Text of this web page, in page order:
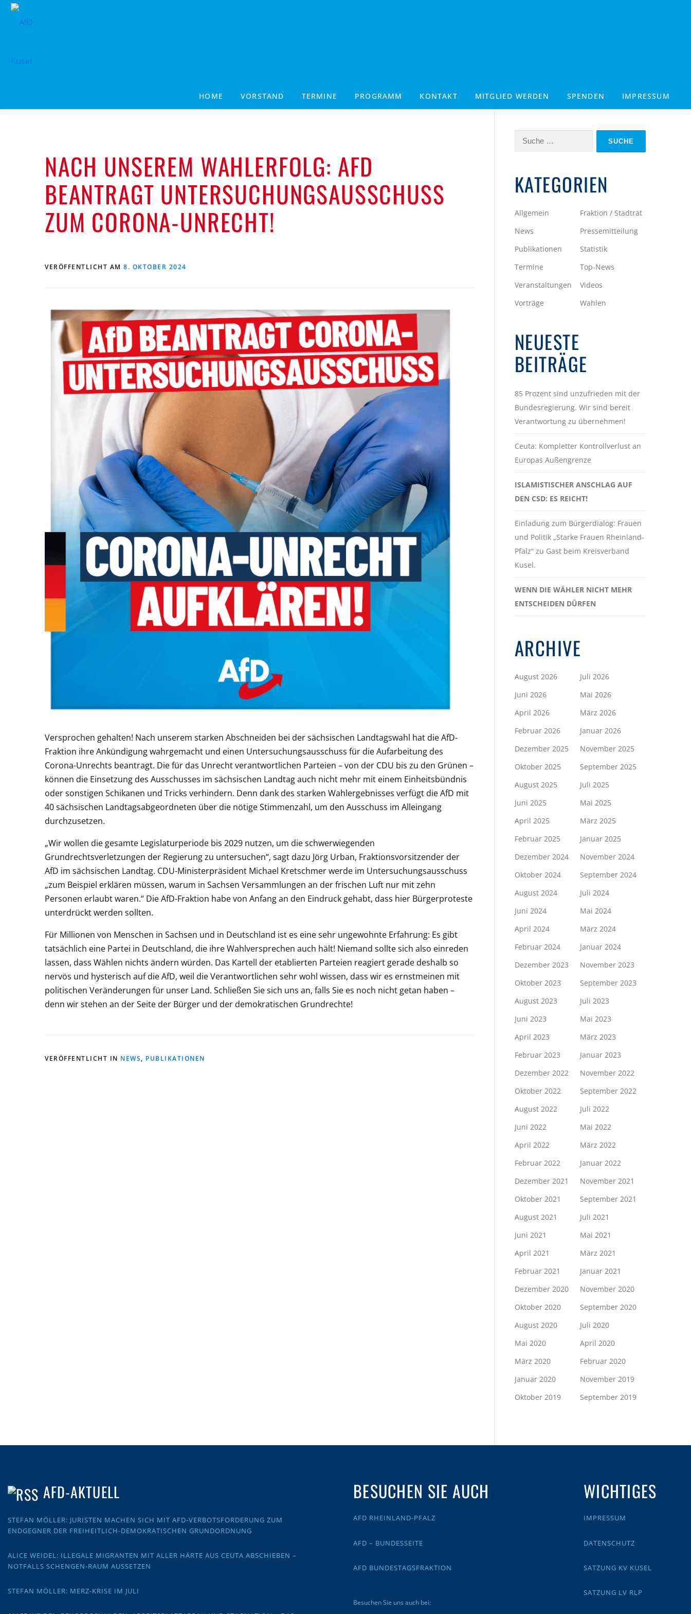
Zum
Inhalt
HOME VORSTAND TERMINE PROGRAMM KONTAKT MITGLIED WERDEN SPENDEN IMPRESSUM
NACH UNSEREM WAHLERFOLG: AFD
BEANTRAGT UNTERSUCHUNGSAUSSCHUSS
ZUM CORONA-UNRECHT!
VERÖFFENTLICHT AM 8. OKTOBER 2024
Versprochen gehalten! Nach unserem starken Abschneiden bei der sächsischen Landtagswahl hat die AfD-
Fraktion ihre Ankündigung wahrgemacht und einen Untersuchungsausschuss für die Aufarbeitung des
Corona-Unrechts beantragt. Die für das Unrecht verantwortlichen Parteien – von der CDU bis zu den Grünen –
können die Einsetzung des Ausschusses im sächsischen Landtag auch nicht mehr mit einem Einheitsbündnis
oder sonstigen Schikanen und Tricks verhindern. Denn dank des starken Wahlergebnisses verfügt die AfD mit
40 sächsischen Landtagsabgeordneten über die nötige Stimmenzahl, um den Ausschuss im Alleingang
durchzusetzen.
„Wir wollen die gesamte Legislaturperiode bis 2029 nutzen, um die schwerwiegenden
Grundrechtsverletzungen der Regierung zu untersuchen“, sagt dazu Jörg Urban, Fraktionsvorsitzender der
AfD im sächsischen Landtag. CDU-Ministerpräsident Michael Kretschmer werde im Untersuchungsausschuss
„zum Beispiel erklären müssen, warum in Sachsen Versammlungen an der frischen Luft nur mit zehn
Personen erlaubt waren.“ Die AfD-Fraktion habe von Anfang an den Eindruck gehabt, dass hier Bürgerproteste
unterdrückt werden sollten.
Für Millionen von Menschen in Sachsen und in Deutschland ist es eine sehr ungewohnte Erfahrung: Es gibt
tatsächlich eine Partei in Deutschland, die ihre Wahlversprechen auch hält! Niemand sollte sich also einreden
lassen, dass Wählen nichts ändern würden. Das Kartell der etablierten Parteien reagiert gerade deshalb so
nervös und hysterisch auf die AfD, weil die Verantwortlichen sehr wohl wissen, dass wir es ernstmeinen mit
politischen Veränderungen für unser Land. Schließen Sie sich uns an, falls Sie es noch nicht getan haben –
denn wir stehen an der Seite der Bürger und der demokratischen Grundrechte!
VERÖFFENTLICHT IN NEWS, PUBLIKATIONEN
Suche
KATEGORIEN
Allgemein
Fraktion / Stadtrat
News
Pressemitteilung
Publikationen
Statistik
Termine
Top-News
Veranstaltungen
Videos
Vorträge
Wahlen
NEUESTE
BEITRÄGE
85 Prozent sind unzufrieden mit der
Bundesregierung. Wir sind bereit
Verantwortung zu übernehmen!
Ceuta: Kompletter Kontrollverlust an
Europas Außengrenze
ISLAMISTISCHER ANSCHLAG AUF
DEN CSD: ES REICHT!
Einladung zum Bürgerdialog: Frauen
und Politik „Starke Frauen Rheinland-
Pfalz“ zu Gast beim Kreisverband
Kusel.
WENN DIE WÄHLER NICHT MEHR
ENTSCHEIDEN DÜRFEN
ARCHIVE
August 2026
Juli 2026
Juni 2026
Mai 2026
April 2026
März 2026
Februar 2026
Januar 2026
Dezember 2025
November 2025
Oktober 2025
September 2025
August 2025
Juli 2025
Juni 2025
Mai 2025
April 2025
März 2025
Februar 2025
Januar 2025
Dezember 2024
November 2024
Oktober 2024
September 2024
August 2024
Juli 2024
Juni 2024
Mai 2024
April 2024
März 2024
Februar 2024
Januar 2024
Dezember 2023
November 2023
Oktober 2023
September 2023
August 2023
Juli 2023
Juni 2023
Mai 2023
April 2023
März 2023
Februar 2023
Januar 2023
Dezember 2022
November 2022
Oktober 2022
September 2022
August 2022
Juli 2022
Juni 2022
Mai 2022
April 2022
März 2022
Februar 2022
Januar 2022
Dezember 2021
November 2021
Oktober 2021
September 2021
August 2021
Juli 2021
Juni 2021
Mai 2021
April 2021
März 2021
Februar 2021
Januar 2021
Dezember 2020
November 2020
Oktober 2020
September 2020
August 2020
Juli 2020
Mai 2020
April 2020
März 2020
Februar 2020
Januar 2020
November 2019
Oktober 2019
September 2019
AFD-AKTUELL
STEFAN MÖLLER: JURISTEN MACHEN SICH MIT AFD-VERBOTSFORDERUNG ZUM
ENDGEGNER DER FREIHEITLICH-DEMOKRATISCHEN GRUNDORDNUNG
ALICE WEIDEL: ILLEGALE MIGRANTEN MIT ALLER HÄRTE AUS CEUTA ABSCHIEBEN –
NOTFALLS SCHENGEN-RAUM AUSSETZEN
STEFAN MÖLLER: MERZ-KRISE IM JULI
BESUCHEN SIE AUCH
AFD RHEINLAND-PFALZ
AFD – BUNDESSEITE
AFD BUNDESTAGSFRAKTION
Besuchen Sie uns auch bei:
WICHTIGES
IMPRESSUM
DATENSCHUTZ
SATZUNG KV KUSEL
SATZUNG LV RLP